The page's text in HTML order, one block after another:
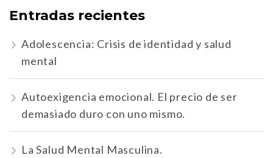
Entradas recientes
Adolescencia: Crisis de identidad y salud
mental
Autoexigencia emocional. El precio de ser
demasiado duro con uno mismo.
La Salud Mental Masculina.